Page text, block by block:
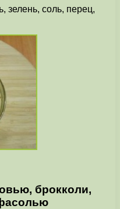
зелень, соль, перец,
брокколи,